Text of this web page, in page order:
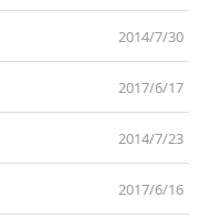
2014/7/30
2017/6/17
2014/7/23
2017/6/16